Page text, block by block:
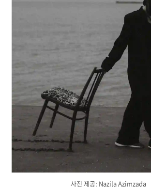
사진 제공: Nazila Azimzada